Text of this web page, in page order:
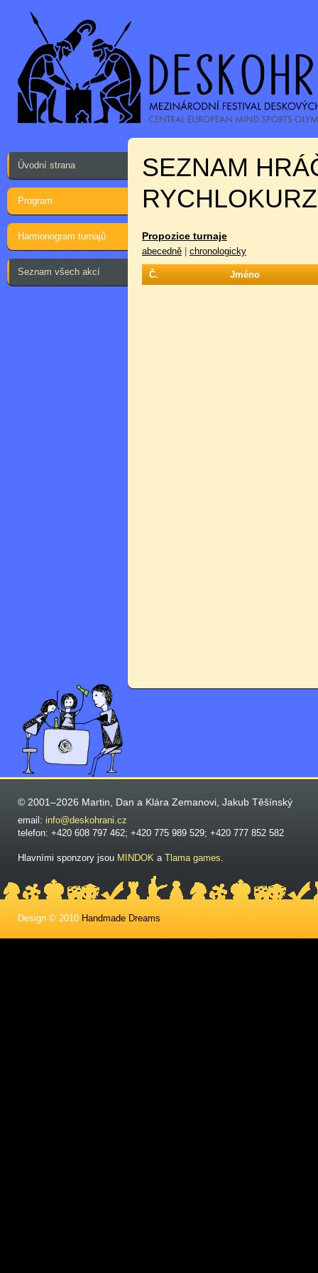
Úvodní strana
Program
Harmonogram turnajů
Seznam všech akcí
SEZNAM
Propozice turnaje
abecedně chronologicky
Č. Jméno
© 2001–2026 Martin, Dan a Klára Zemanovi, Jakub Těšínský
email: info@deskohrani.cz
telefon: +420 608 797 462; +420 775 989 529; +420 777 852 582
Hlavními sponzory jsou MINDOK a Tlama games.
Design © 2010 Handmade Dreams